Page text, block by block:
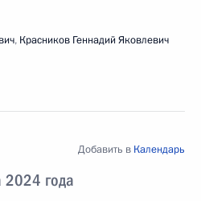
, Красников Геннадий Яковлевич
2024 года
Добавить в Календарь